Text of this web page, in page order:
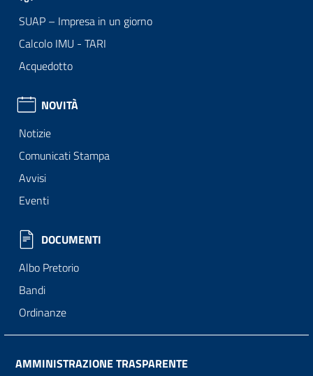
SUAP – Impresa in un giorno
Calcolo IMU - TARI
Acquedotto
NOVITÀ
Notizie
Comunicati Stampa
Avvisi
Eventi
DOCUMENTI
Albo Pretorio
Bandi
Ordinanze
AMMINISTRAZIONE TRASPARENTE